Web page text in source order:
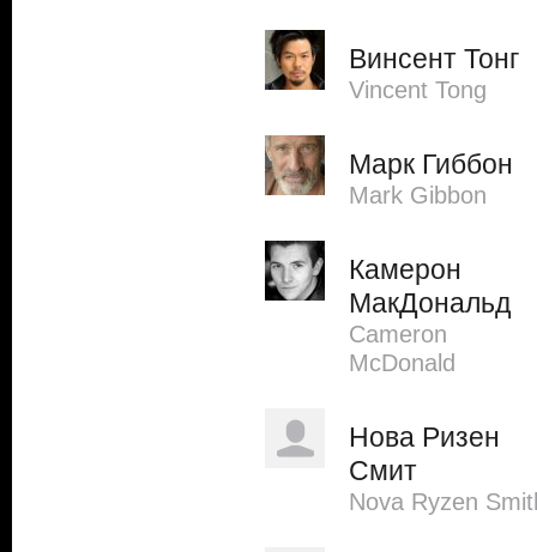
Винсент Тонг
Vincent Tong
Марк Гиббон
Mark Gibbon
Камерон
МакДональд
Cameron
McDonald
Нова Ризен
Смит
Nova Ryzen